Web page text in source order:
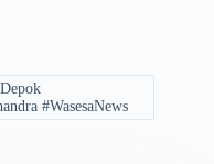
#WasesaNews